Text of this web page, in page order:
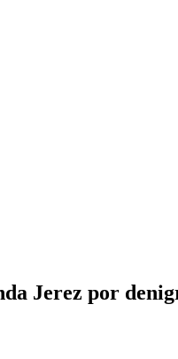
Jerez por